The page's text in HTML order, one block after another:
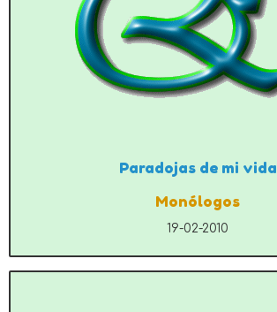
Paradojas de mi vida
Monólogos
19-02-2010